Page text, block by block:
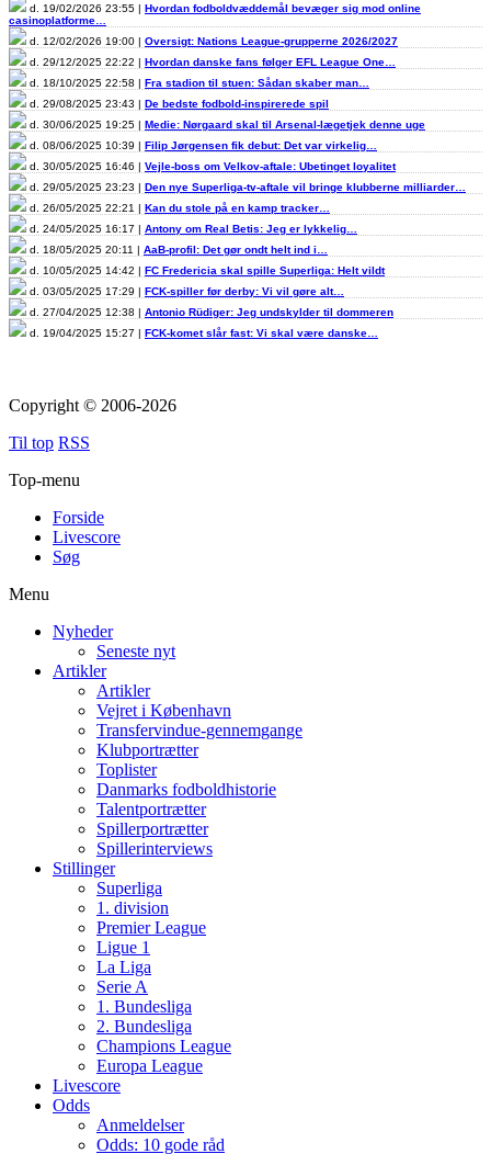
d. 19/02/2026 23:55 | Hvordan fodboldvæddemål bevæger sig mod online
casinoplatforme…
d. 12/02/2026 19:00 | Oversigt: Nations League-grupperne 2026/2027
d. 29/12/2025 22:22 | Hvordan danske fans følger EFL League One…
d. 18/10/2025 22:58 | Fra stadion til stuen: Sådan skaber man…
d. 29/08/2025 23:43 | De bedste fodbold-inspirerede spil
d. 30/06/2025 19:25 | Medie: Nørgaard skal til Arsenal-lægetjek denne uge
d. 08/06/2025 10:39 | Filip Jørgensen fik debut: Det var virkelig…
d. 30/05/2025 16:46 | Vejle-boss om Velkov-aftale: Ubetinget loyalitet
d. 29/05/2025 23:23 | Den nye Superliga-tv-aftale vil bringe klubberne milliarder…
d. 26/05/2025 22:21 | Kan du stole på en kamp tracker…
d. 24/05/2025 16:17 | Antony om Real Betis: Jeg er lykkelig…
d. 18/05/2025 20:11 | AaB-profil: Det gør ondt helt ind i…
d. 10/05/2025 14:42 | FC Fredericia skal spille Superliga: Helt vildt
d. 03/05/2025 17:29 | FCK-spiller før derby: Vi vil gøre alt…
d. 27/04/2025 12:38 | Antonio Rüdiger: Jeg undskylder til dommeren
d. 19/04/2025 15:27 | FCK-komet slår fast: Vi skal være danske…
Copyright © 2006-2026
Til top RSS
Top-menu
Forside
Livescore
Søg
Menu
Nyheder
Seneste nyt
Artikler
Artikler
Vejret i København
Transfervindue-gennemgange
Klubportrætter
Toplister
Danmarks fodboldhistorie
Talentportrætter
Spillerportrætter
Spillerinterviews
Stillinger
Superliga
1. division
Premier League
Ligue 1
La Liga
Serie A
1. Bundesliga
2. Bundesliga
Champions League
Europa League
Livescore
Odds
Anmeldelser
Odds: 10 gode råd